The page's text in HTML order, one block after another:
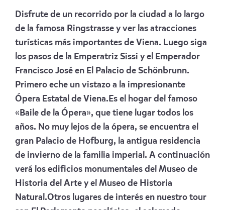
Disfrute de un recorrido por la ciudad a lo largo
de la famosa Ringstrasse y ver las atracciones
turísticas más importantes de Viena. Luego siga
los pasos de la Emperatriz Sissi y el Emperador
Francisco José en El Palacio de Schönbrunn.
Primero eche un vistazo a la impresionante
Ópera Estatal de Viena.Es el hogar del famoso
«Baile de la Ópera», que tiene lugar todos los
años. No muy lejos de la ópera, se encuentra el
gran Palacio de Hofburg, la antigua residencia
de invierno de la familia imperial. A continuación
verá los edificios monumentales del Museo de
Historia del Arte y el Museo de Historia
Natural.Otros lugares de interés en nuestro tour